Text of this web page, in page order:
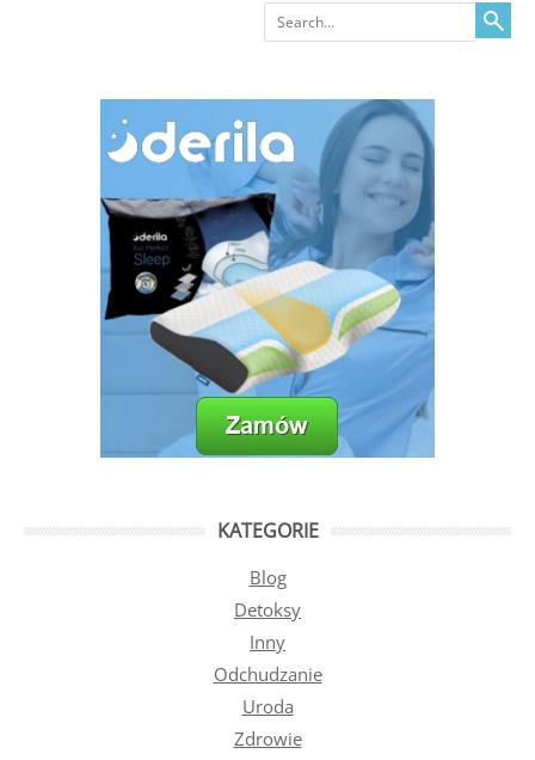
Search
KATEGORIE
Blog
Detoksy
Inny
Odchudzanie
Uroda
Zdrowie